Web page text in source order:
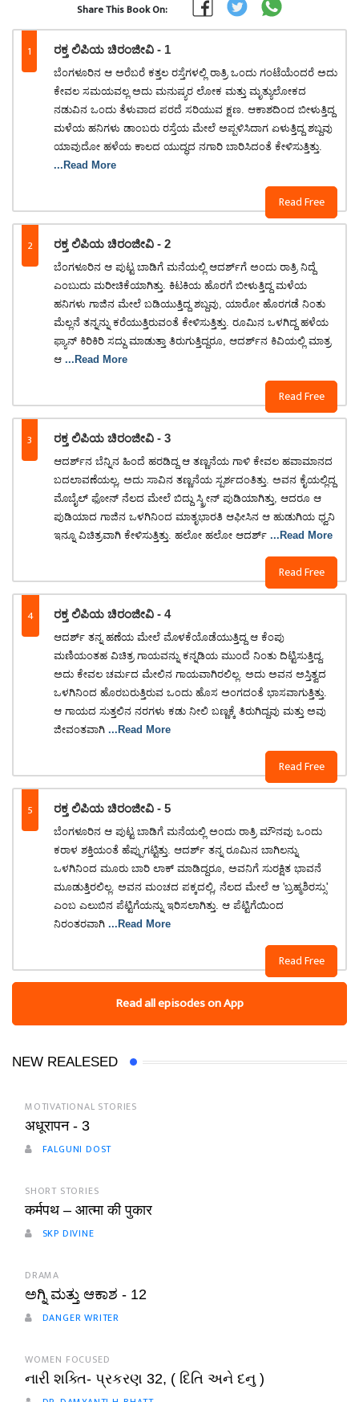
Share This Book On:
1 ರಕ್ತ ಲಿಪಿಯ ಚಿರಂಜೀವಿ - 1
Read Free
ಬೆಂಗಳೂರಿನ ಆ ಅರೆಬರೆ ಕತ್ತಲ ರಸ್ತೆಗಳಲ್ಲಿ ರಾತ್ರಿ ಒಂದು ಗಂಟೆಯೆಂದರೆ ಅದು
ಕೇವಲ ಸಮಯವಲ್ಲ ಅದು ಮನುಷ್ಯರ ಲೋಕ ಮತ್ತು ಮೃತ್ಯುಲೋಕದ
ನಡುವಿನ ಒಂದು ತೆಳುವಾದ ಪರದೆ ಸರಿಯುವ ಕ್ಷಣ. ಆಕಾಶದಿಂದ ಬೀಳುತ್ತಿದ್ದ
ಮಳೆಯ ಹನಿಗಳು ಡಾಂಬರು ರಸ್ತೆಯ ಮೇಲೆ ಅಪ್ಪಳಿಸಿದಾಗ ಏಳುತ್ತಿದ್ದ ಶಬ್ದವು
ಯಾವುದೋ ಹಳೆಯ ಕಾಲದ ಯುದ್ಧದ ನಗಾರಿ ಬಾರಿಸಿದಂತೆ ಕೇಳಿಸುತ್ತಿತ್ತು.
...Read More
2 ರಕ್ತ ಲಿಪಿಯ ಚಿರಂಜೀವಿ - 2
Read Free
ಬೆಂಗಳೂರಿನ ಆ ಪುಟ್ಟ ಬಾಡಿಗೆ ಮನೆಯಲ್ಲಿ ಆದರ್ಶ್‌ಗೆ ಅಂದು ರಾತ್ರಿ ನಿದ್ದೆ
ಎಂಬುದು ಮರೀಚಿಕೆಯಾಗಿತ್ತು. ಕಿಟಕಿಯ ಹೊರಗೆ ಬೀಳುತ್ತಿದ್ದ ಮಳೆಯ
ಹನಿಗಳು ಗಾಜಿನ ಮೇಲೆ ಬಡಿಯುತ್ತಿದ್ದ ಶಬ್ದವು, ಯಾರೋ ಹೊರಗಡೆ ನಿಂತು
ಮೆಲ್ಲನೆ ತನ್ನನ್ನು ಕರೆಯುತ್ತಿರುವಂತೆ ಕೇಳಿಸುತ್ತಿತ್ತು. ರೂಮಿನ ಒಳಗಿದ್ದ ಹಳೆಯ
ಫ್ಯಾನ್ ಕಿರಿಕಿರಿ ಸದ್ದು ಮಾಡುತ್ತಾ ತಿರುಗುತ್ತಿದ್ದರೂ, ಆದರ್ಶ್‌ನ ಕಿವಿಯಲ್ಲಿ ಮಾತ್ರ
ಆ ...Read More
3 ರಕ್ತ ಲಿಪಿಯ ಚಿರಂಜೀವಿ - 3
Read Free
ಆದರ್ಶ್‌ನ ಬೆನ್ನಿನ ಹಿಂದೆ ಹರಡಿದ್ದ ಆ ತಣ್ಣನೆಯ ಗಾಳಿ ಕೇವಲ ಹವಾಮಾನದ
ಬದಲಾವಣೆಯಲ್ಲ, ಅದು ಸಾವಿನ ತಣ್ಣನೆಯ ಸ್ಪರ್ಶದಂತಿತ್ತು. ಅವನ ಕೈಯಲ್ಲಿದ್ದ
ಮೊಬೈಲ್ ಫೋನ್ ನೆಲದ ಮೇಲೆ ಬಿದ್ದು ಸ್ಕ್ರೀನ್ ಪುಡಿಯಾಗಿತ್ತು, ಆದರೂ ಆ
ಪುಡಿಯಾದ ಗಾಜಿನ ಒಳಗಿನಿಂದ ಮಾತೃಭಾರತಿ ಆಫೀಸಿನ ಆ ಹುಡುಗಿಯ ಧ್ವನಿ
ಇನ್ನೂ ವಿಚಿತ್ರವಾಗಿ ಕೇಳಿಸುತ್ತಿತ್ತು. ಹಲೋ ಹಲೋ ಆದರ್ಶ್ ...Read More
4 ರಕ್ತ ಲಿಪಿಯ ಚಿರಂಜೀವಿ - 4
Read Free
ಆದರ್ಶ್ ತನ್ನ ಹಣೆಯ ಮೇಲೆ ಮೊಳಕೆಯೊಡೆಯುತ್ತಿದ್ದ ಆ ಕೆಂಪು
ಮಣಿಯಂತಹ ವಿಚಿತ್ರ ಗಾಯವನ್ನು ಕನ್ನಡಿಯ ಮುಂದೆ ನಿಂತು ದಿಟ್ಟಿಸುತ್ತಿದ್ದ.
ಅದು ಕೇವಲ ಚರ್ಮದ ಮೇಲಿನ ಗಾಯವಾಗಿರಲಿಲ್ಲ. ಅದು ಅವನ ಅಸ್ತಿತ್ವದ
ಒಳಗಿನಿಂದ ಹೊರಬರುತ್ತಿರುವ ಒಂದು ಹೊಸ ಅಂಗದಂತೆ ಭಾಸವಾಗುತ್ತಿತ್ತು.
ಆ ಗಾಯದ ಸುತ್ತಲಿನ ನರಗಳು ಕಡು ನೀಲಿ ಬಣ್ಣಕ್ಕೆ ತಿರುಗಿದ್ದವು ಮತ್ತು ಅವು
ಜೀವಂತವಾಗಿ ...Read More
5 ರಕ್ತ ಲಿಪಿಯ ಚಿರಂಜೀವಿ - 5
Read Free
ಬೆಂಗಳೂರಿನ ಆ ಪುಟ್ಟ ಬಾಡಿಗೆ ಮನೆಯಲ್ಲಿ ಅಂದು ರಾತ್ರಿ ಮೌನವು ಒಂದು
ಕರಾಳ ಶಕ್ತಿಯಂತೆ ಹೆಪ್ಪುಗಟ್ಟಿತ್ತು. ಆದರ್ಶ್ ತನ್ನ ರೂಮಿನ ಬಾಗಿಲನ್ನು
ಒಳಗಿನಿಂದ ಮೂರು ಬಾರಿ ಲಾಕ್ ಮಾಡಿದ್ದರೂ, ಅವನಿಗೆ ಸುರಕ್ಷಿತ ಭಾವನೆ
ಮೂಡುತ್ತಿರಲಿಲ್ಲ. ಅವನ ಮಂಚದ ಪಕ್ಕದಲ್ಲಿ, ನೆಲದ ಮೇಲೆ ಆ 'ಬ್ರಹ್ಮಶಿರಸ್ಸು'
ಎಂಬ ಎಲುಬಿನ ಪೆಟ್ಟಿಗೆಯನ್ನು ಇರಿಸಲಾಗಿತ್ತು. ಆ ಪೆಟ್ಟಿಗೆಯಿಂದ
ನಿರಂತರವಾಗಿ ...Read More
Read all episodes on App
NEW REALESED
MOTIVATIONAL STORIES
अधूरापन - 3
FALGUNI DOST
SHORT STORIES
कर्मपथ – आत्मा की पुकार
SKP DIVINE
DRAMA
ಅಗ್ನಿ ಮತ್ತು ಆಕಾಶ - 12
DANGER WRITER
WOMEN FOCUSED
નારી શક્તિ- પ્રકરણ 32, ( દિતિ અને દનુ )